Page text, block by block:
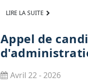
LIRE LA SUITE
Appel de
Avril 22 - 2026